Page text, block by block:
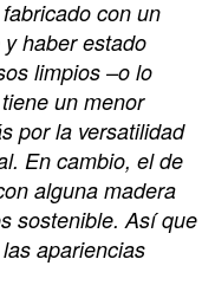
con un
haber estado
limpios –o lo
un menor
por la versatilidad
En cambio, el de
alguna madera
sostenible. Así que
apariencias